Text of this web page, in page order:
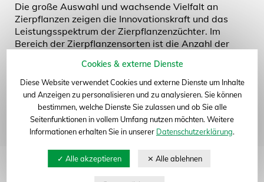
Die große Auswahl und wachsende Vielfalt an
Zierpflanzen zeigen die Innovationskraft und das
Leistungsspektrum der Zierpflanzenzüchter. Im
Bereich der Zierpflanzensorten ist die Anzahl der
insgesamt 13.341 Sorten machen Zierpflanzen
weiterhin den Großteil aller geschützten Sorten
(30.562) beim Gemeinschaftlichen Sortenamt
(Community Plant Variety Office, CPVO) aus. So hat
das CPVO 2023 für 1033 neue Zierpflanzensorten
den europäischen Sortenschutz erteilt. Aus
Prozent aller neu geschützten Sorten im
Zierpflanzenbereich.
Cookies & externe Dienste
Diese Website verwendet Cookies und externe Dienste um Inhalte
und Anzeigen zu personalisieren und zu analysieren. Sie können
bestimmen, welche Dienste Sie zulassen und ob Sie alle
Seitenfunktionen in vollem Umfang nutzen möchten. Weitere
Informationen erhalten Sie in unserer Datenschutzerklärung.